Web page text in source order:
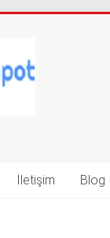
İletişim Blog